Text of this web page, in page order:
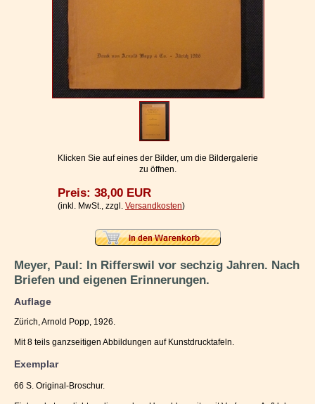
Widerrufsbelehrung
Geschäftsbedingungen
Datenschutzerklärung
Ihr WarenkorbKlicken Sie auf eines der Bilder, um die Bildergalerie
zu öffnen.
Preis: 38,00 EUR
(inkl. MwSt., zzgl. Versandkosten)
Meyer, Paul: In Rifferswil vor sechzig Jahren. Nach
Briefen und eigenen Erinnerungen.
Auflage
Zürich, Arnold Popp, 1926.
Mit 8 teils ganzseitigen Abbildungen auf Kunstdrucktafeln.
Exemplar
66 S. Original-Broschur.